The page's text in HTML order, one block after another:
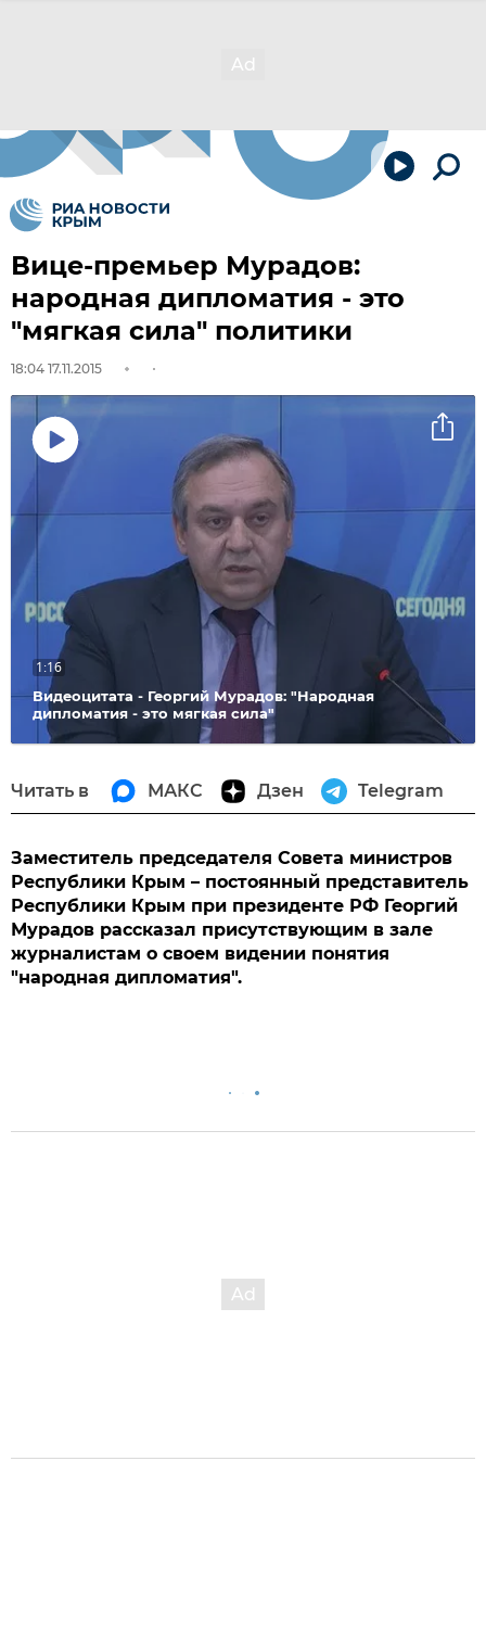
Вице-премьер Мурадов:
народная дипломатия - это
"мягкая сила" политики
18:04 17.11.2015
Видеоцитата - Георгий Мурадов: "Народная
дипломатия - это мягкая сила"
1:16
Читать в МАКС Дзен Telegram
Заместитель председателя Совета министров
Республики Крым – постоянный представитель
Республики Крым при президенте РФ Георгий
Мурадов рассказал присутствующим в зале
журналистам о своем видении понятия
"народная дипломатия".